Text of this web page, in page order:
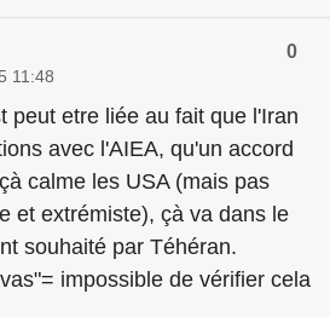
0
11:48
peut etre liée au fait que l'Iran
avec l'AIEA, qu'un accord
calme les USA (mais pas
et extrémiste), çà va dans le
souhaité par Téhéran.
impossible de vérifier cela